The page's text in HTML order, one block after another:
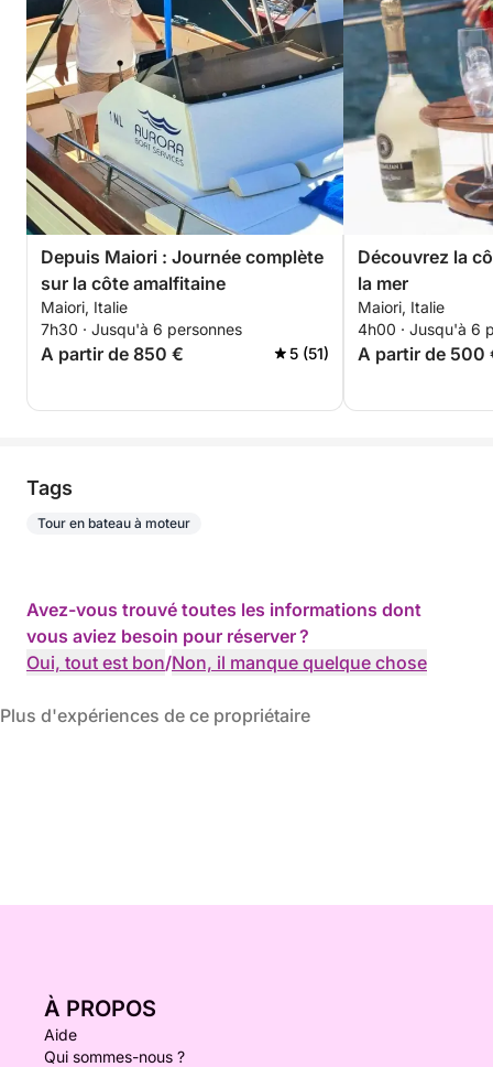
Depuis Maiori : Journée complète
sur la côte amalfitaine
Maiori, Italie
7h30 · Jusqu'à 6 personnes
A partir de 850 € 5 (51)
Découvrez la
la mer
Maiori, Italie
4h00 · Jusqu'à 6
A partir de 500
Tags
Tour en bateau à moteur
Avez-vous trouvé toutes les informations dont
vous aviez besoin pour réserver ?
Oui, tout est bon/Non, il manque quelque chose
Plus d'expériences de ce propriétaire
À PROPOS
Aide
Qui sommes-nous ?